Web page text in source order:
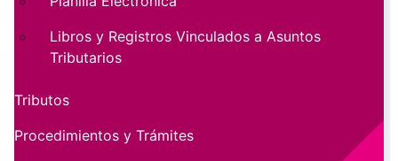
Libros y Registros Vinculados a Asuntos
Tributarios
Tributos
Procedimientos y Trámites